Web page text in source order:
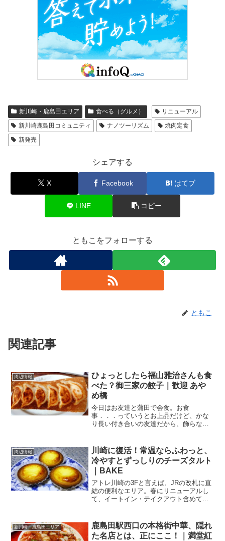
新川崎・鹿島田エリア 食べる（グルメ）
リニューアル
新川崎鹿島田コミュニティ
ナノツーリズム
焼肉定食
新発売
シェアする
X Facebook はてブ
LINE コピー
ともこをフォローする
ともこ
関連記事
周辺情報
ひょっとしたら福山雅治さんも食
べた？御三家の餃子｜歓迎 あや
め橋
今日はお友達と蒲田で会食。お食
事．．．っていうとお上品だけど、かな
り長い付き合いの友達だから、飾らない
の街。餃子っていうと宇都宮とか浜松が
有名ですけど、羽根付き餃子は蒲...
周辺情報
川崎に復活！常温ならふわっと、
冷やすとずっしりのチーズタルト
｜BAKE
アトレ川崎の3Fと言えば、JRの改札に直
結の便利なエリア。春にリニューアルし
て、イートイン・テイクアウト含めて、
したのが．．．生どら焼きのDOUさんで
した。が、10月...
新川崎・鹿島田エリア
鹿島田駅西口の本格街中華、隠れ
た名店とは、正にここ！｜満堂紅